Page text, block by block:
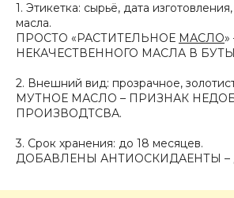
1. Этикетка: сырьё, дата
масла.
ПРОСТО «РАСТИТЕЛЬНОЕ МАСЛО
НЕКАЧЕСТВЕННОГО МАСЛА В
2. Внешний вид: прозрачное,
МУТНОЕ МАСЛО – ПРИЗНАК
ПРОИЗВОДТСВА.
3. Срок хранения: до 18 месяцев.
ДОБАВЛЕНЫ АНТИОСКИДАЕНТЫ –